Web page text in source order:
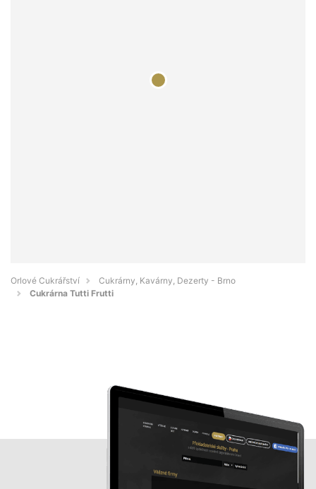
Orlové Cukrářství
Cukrárny, Kavárny, Dezerty - Brno
Cukrárna Tutti Frutti